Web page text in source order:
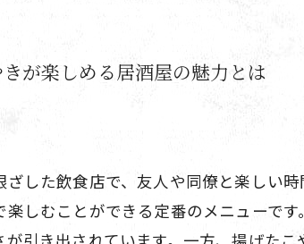
が楽しめる居酒屋の魅力とは
した飲食店で、友人や同僚と楽しい
しむことができる定番のメニューで